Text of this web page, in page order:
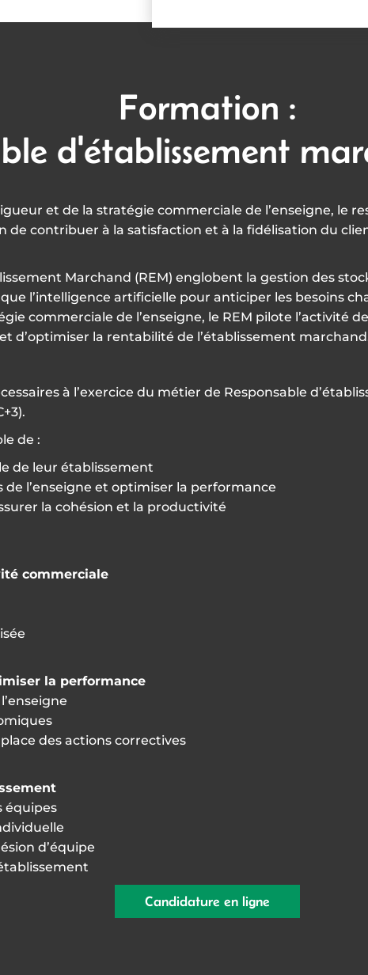
Formation :
d'établissement
et de la stratégie commerciale de l’enseigne, le
de contribuer à la satisfaction et à la fidélisation du
Marchand (REM) englobent la gestion des
l’intelligence artificielle pour anticiper les besoins
commerciale de l’enseigne, le REM pilote l’activité
d’optimiser la rentabilité de l’établissement
à l’exercice du métier de Responsable
de :
de leur établissement
l’enseigne et optimiser la performance
la cohésion et la productivité
commerciale
la performance
des actions correctives
équipes
d’équipe
Candidature en ligne